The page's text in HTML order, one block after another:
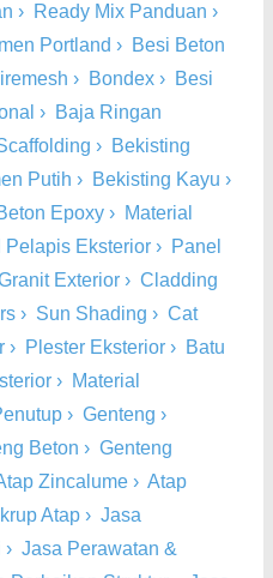
› Ready Mix Panduan ›
Portland › Besi Beton
› Bondex › Besi
› Baja Ringan
› Bekisting
Putih › Bekisting Kayu ›
Epoxy › Material
Pelapis Eksterior › Panel
Exterior › Cladding
› Sun Shading › Cat
› Plester Eksterior › Batu
› Material
› Genteng ›
Beton › Genteng
Zincalume › Atap
Atap › Jasa
› Jasa Perawatan &